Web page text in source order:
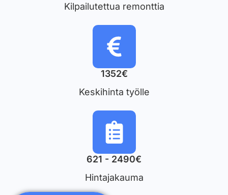
Kilpailutettua remonttia
1352€
Keskihinta työlle
621 - 2490€
Hintajakauma